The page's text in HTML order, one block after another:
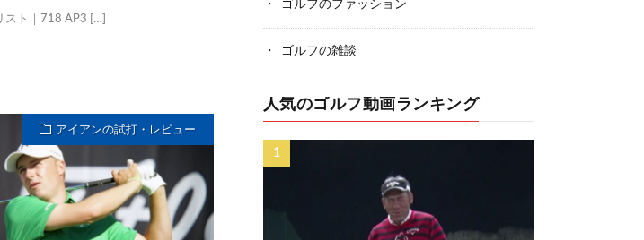
スト｜718 AP3 […]
アイアンの試打・レビュー
ゴルフのファッション
ゴルフの雑談
人気のゴルフ動画ランキング